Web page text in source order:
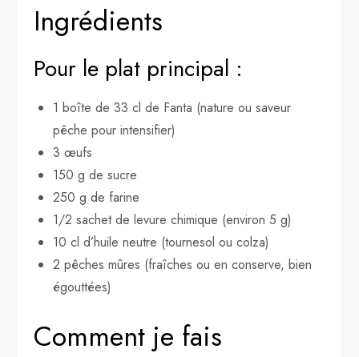
Ingrédients
Pour le plat principal :
1 boîte de 33 cl de Fanta (nature ou saveur
pêche pour intensifier)
3 œufs
150 g de sucre
250 g de farine
1/2 sachet de levure chimique (environ 5 g)
10 cl d’huile neutre (tournesol ou colza)
2 pêches mûres (fraîches ou en conserve, bien
égouttées)
Comment je fais